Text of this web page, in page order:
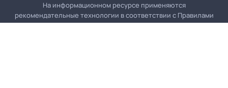
На информационном ресурсе применяются
рекомендательные технологии в соответствии с Правилами